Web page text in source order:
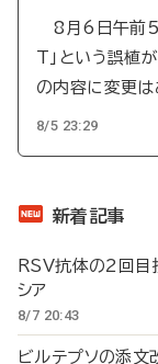
8月6日午前5
T」という誤植
の内容に変更は
8/5 23:29
新着記事
RSV抗体の2回
シア
8/7 20:43
ビルテプソの添